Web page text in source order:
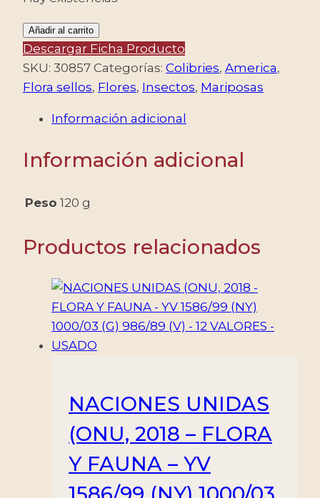
URUGUAY/SELLOS,
2019
-
FLORA
FAUNA
YV
-
VALORES
HOJITA
NUEVO
cantidad
Añadir al carrito
Descargar Ficha Producto
SKU: 30857 Categorías: Colibries, America,
Flora sellos, Flores, Insectos, Mariposas
Información adicional
Información adicional
Peso 120 g
Productos relacionados
NACIONES UNIDAS
(ONU, 2018 – FLORA
Y FAUNA – YV